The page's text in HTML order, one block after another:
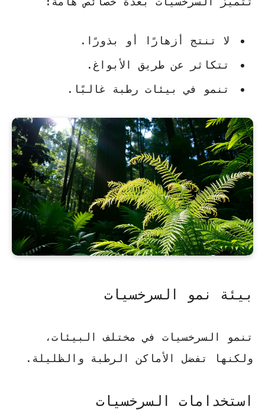
لا تنتج أزهارًا أو بذورًا.
تتكاثر عن طريق الأبواغ.
تنمو في بيئات رطبة غالبًا.
بيئة نمو السرخسيات
تنمو السرخسيات في مختلف البيئات،
ولكنها تفضل الأماكن الرطبة والظليلة.
استخدامات السرخسيات